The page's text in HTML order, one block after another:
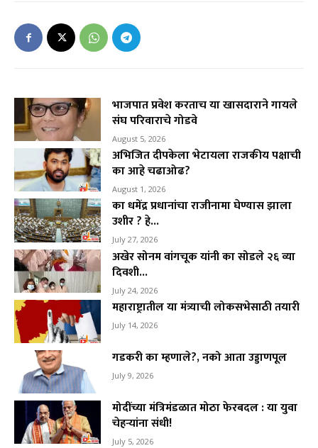
भाजपात प्रवेश करताच या खासदाराने गायले
संघ परिवाराचे गोडवे
August 5, 2026
अभिजित दीपकेला भेटायला राजकीय पक्षाची
का आहे चढाओढ?
August 1, 2026
का धमेंद्र प्रधानांचा राजीनामा घेण्यास झाला
उशीर ? हे...
July 27, 2026
अखेर सोनम वांगचूक यांनी का सोडले २६ व्या
दिवशी...
July 24, 2026
महाराष्ट्रातील या मंत्र्याची लोकसभेसाठी तयारी
July 14, 2026
गडकरी का म्हणाले?, नको आता उड्डाणपूल
July 9, 2026
मोदींच्या मंत्रिमंडळात मोठा फेरबदल : या युवा
चेहऱ्यांना संधी!
July 5, 2026